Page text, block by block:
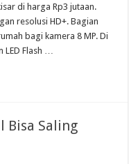
di harga Rp3 jutaan.
resolusi HD+. Bagian
bagi kamera 8 MP. Di
Flash …
Bisa Saling